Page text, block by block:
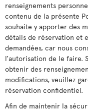
renseignements
contenu de la présente
souhaite y apporter des
détails de réservation et
demandées, car nous
l’autorisation de le faire.
obtenir des
modifications, veuillez
réservation confidentiel.
Afin de maintenir la